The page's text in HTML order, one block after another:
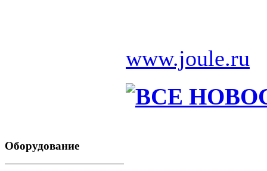
www.joule.ru
Оборудование